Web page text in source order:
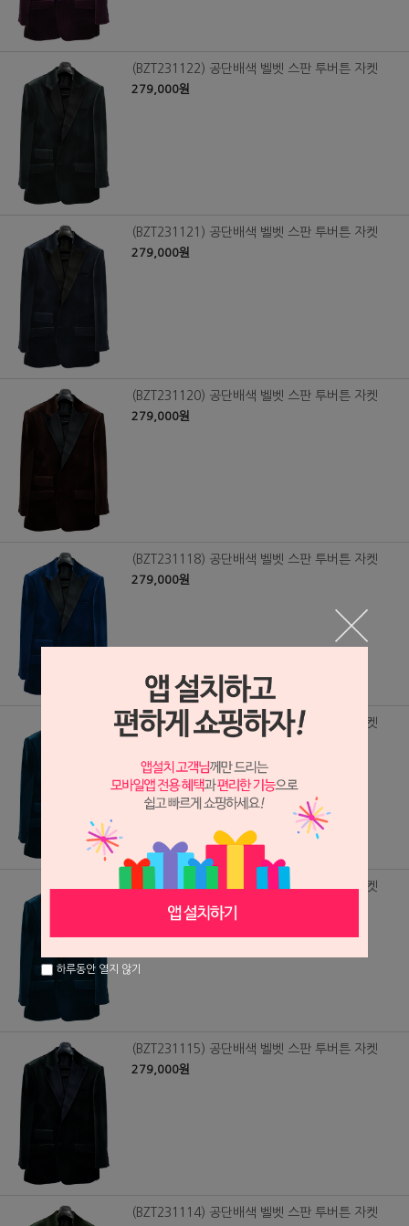
(BZT231122) 공단배색 벨벳 스판 투버튼 자켓
279,000원
(BZT231121) 공단배색 벨벳 스판 투버튼 자켓
279,000원
(BZT231120) 공단배색 벨벳 스판 투버튼 자켓
279,000원
(BZT231118) 공단배색 벨벳 스판 투버튼 자켓
279,000원
(BZT231117) 공단배색 벨벳 스판 투버튼 자켓
(BZT231116) 공단배색 벨벳 스판 투버튼 자켓
279,000원
(BZT231115) 공단배색 벨벳 스판 투버튼 자켓
279,000원
(BZT231114) 공단배색 벨벳 스판 투버튼 자켓
하루동안 열지 않기